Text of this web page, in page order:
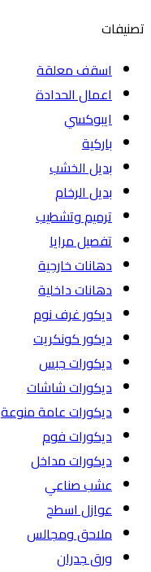
تصنيفات
اسقف معلقة
اعمال الحدادة
ايبوكسي
باركية
بديل الخشب
بديل الرخام
ترميم وتشطيب
تفصيل مرايا
دهانات خارجية
دهانات داخلية
ديكور غرف نوم
ديكور كونكريت
ديكورات جبس
ديكورات شاشات
ديكورات عامة منوعة
ديكورات فوم
ديكورات مداخل
عشب صناعي
عوازل اسطح
ملاحق ومجالس
ورق جدران